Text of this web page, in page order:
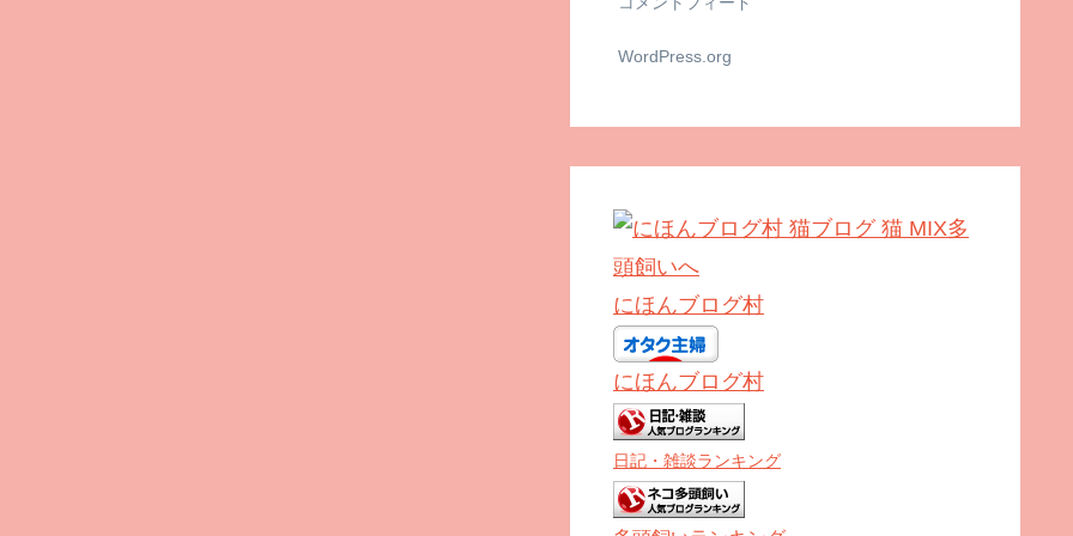
WordPress.org
にほんブログ村
にほんブログ村
日記・雑談ランキング